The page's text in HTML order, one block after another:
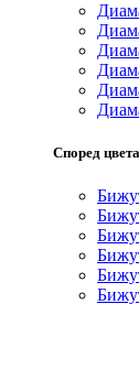
Според цвета